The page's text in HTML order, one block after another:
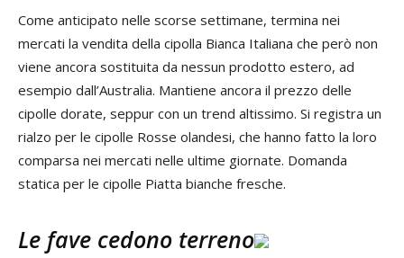
Come anticipato nelle scorse settimane, termina nei
mercati la vendita della cipolla Bianca Italiana che però non
viene ancora sostituita da nessun prodotto estero, ad
esempio dall’Australia. Mantiene ancora il prezzo delle
cipolle dorate, seppur con un trend altissimo. Si registra un
rialzo per le cipolle Rosse olandesi, che hanno fatto la loro
comparsa nei mercati nelle ultime giornate. Domanda
statica per le cipolle Piatta bianche fresche.
Le fave cedono terreno